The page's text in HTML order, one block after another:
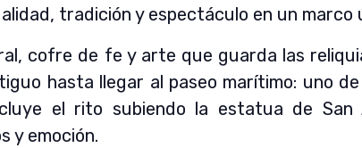
tradición y espectáculo en un marco
cofre de fe y arte que guarda las
hasta llegar al paseo marítimo: uno
el rito subiendo la estatua de San
y emoción.